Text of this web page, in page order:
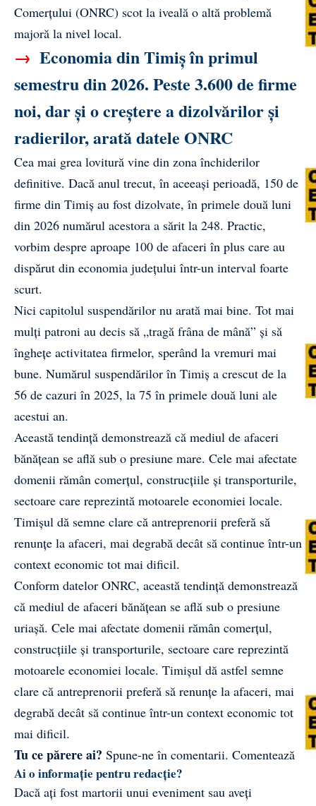
Comerțului (ONRC) scot la iveală o altă problemă
majoră la nivel local.
→ Economia din Timiș în primul
semestru din 2026. Peste 3.600 de firme
noi, dar și o creștere a dizolvărilor și
radierilor, arată datele ONRC
Cea mai grea lovitură vine din zona închiderilor
definitive. Dacă anul trecut, în aceeași perioadă, 150 de
firme din Timiș au fost dizolvate, în primele două luni
din 2026 numărul acestora a sărit la 248. Practic,
vorbim despre aproape 100 de afaceri în plus care au
dispărut din economia județului într-un interval foarte
scurt.
Nici capitolul suspendărilor nu arată mai bine. Tot mai
mulți patroni au decis să „tragă frâna de mână” și să
înghețe activitatea firmelor, sperând la vremuri mai
bune. Numărul suspendărilor în Timiș a crescut de la
56 de cazuri în 2025, la 75 în primele două luni ale
acestui an.
Această tendință demonstrează că mediul de afaceri
bănățean se află sub o presiune mare. Cele mai afectate
domenii rămân comerțul, construcțiile și transporturile,
sectoare care reprezintă motoarele economiei locale.
Timișul dă semne clare că antreprenorii preferă să
renunțe la afaceri, mai degrabă decât să continue într-un
context economic tot mai dificil.
Conform datelor ONRC, această tendință demonstrează
că mediul de afaceri bănățean se află sub o presiune
uriașă. Cele mai afectate domenii rămân comerțul,
construcțiile și transporturile, sectoare care reprezintă
motoarele economiei locale. Timișul dă astfel semne
clare că antreprenorii preferă să renunțe la afaceri, mai
degrabă decât să continue într-un context economic tot
mai dificil.
Tu ce părere ai? Spune-ne în comentarii. Comentează
Ai o informație pentru redacție?
Dacă ați fost martorii unui eveniment sau aveți